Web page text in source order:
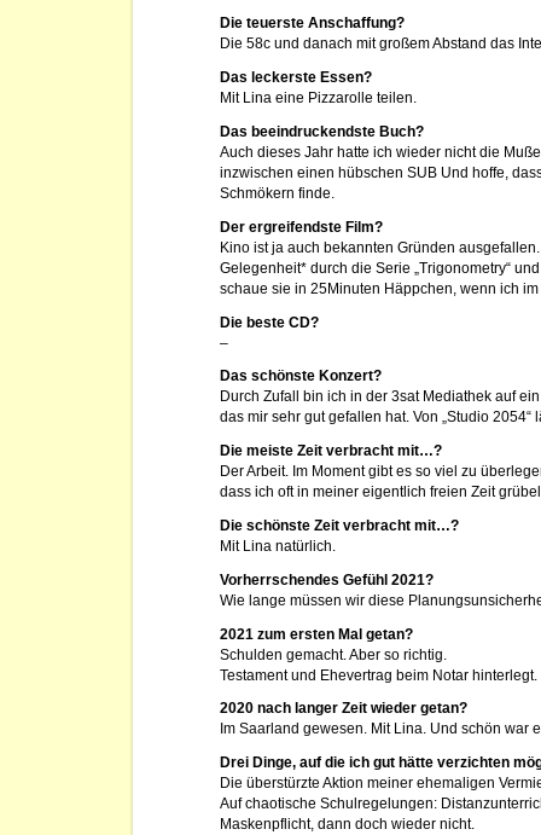
Die teuerste Anschaffung?
Die 58c und danach mit großem Abstand das
Das leckerste Essen?
Mit Lina eine Pizzarolle teilen.
Das beeindruckendste Buch?
Auch dieses Jahr hatte ich wieder nicht die
inzwischen einen hübschen SUB Und hoffe,
Schmökern finde.
Der ergreifendste Film?
Kino ist ja auch bekannten Gründen
Gelegenheit* durch die Serie „Trigonometry“
schaue sie in 25Minuten Häppchen, wenn ich
Die beste CD?
–
Das schönste Konzert?
Durch Zufall bin ich in der 3sat Mediathek auf
das mir sehr gut gefallen hat. Von „Studio
Die meiste Zeit verbracht mit…?
Der Arbeit. Im Moment gibt es so viel zu
dass ich oft in meiner eigentlich freien Zeit
Die schönste Zeit verbracht mit…?
Mit Lina natürlich.
Vorherrschendes Gefühl 2021?
Wie lange müssen wir diese
2021 zum ersten Mal getan?
Schulden gemacht. Aber so richtig.
Testament und Ehevertrag beim Notar hinterlegt.
2020 nach langer Zeit wieder getan?
Im Saarland gewesen. Mit Lina. Und schön war
Drei Dinge, auf die ich gut hätte verzichten
Die überstürzte Aktion meiner ehemaligen
Auf chaotische Schulregelungen:
Maskenpflicht, dann doch wieder nicht.